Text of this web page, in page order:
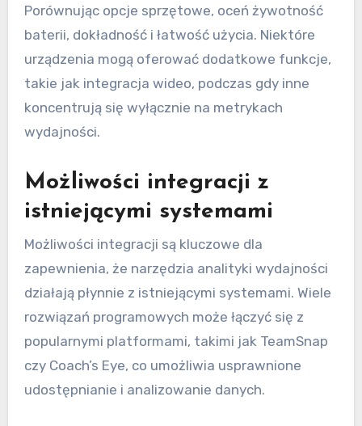
Porównując opcje sprzętowe, oceń żywotność
baterii, dokładność i łatwość użycia. Niektóre
urządzenia mogą oferować dodatkowe funkcje,
takie jak integracja wideo, podczas gdy inne
koncentrują się wyłącznie na metrykach
wydajności.
Możliwości integracji z
istniejącymi systemami
Możliwości integracji są kluczowe dla
zapewnienia, że narzędzia analityki wydajności
działają płynnie z istniejącymi systemami. Wiele
rozwiązań programowych może łączyć się z
popularnymi platformami, takimi jak TeamSnap
czy Coach’s Eye, co umożliwia usprawnione
udostępnianie i analizowanie danych.